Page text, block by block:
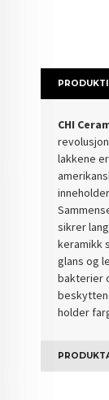
CHI
lakkene
sikrer
keramikk
glans og
bakterier
holder